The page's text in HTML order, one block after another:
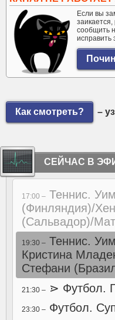
Если вы
сообщить
исправить
Как смотреть? –
СЕЙЧАС В
17:00 – Теннис.
(Финляндия)/
(Сальвадор)/
19:30 – Теннис.
Кристина
Стефани
21:30 – ⋗ Футбол.
23:30 – Футбол.